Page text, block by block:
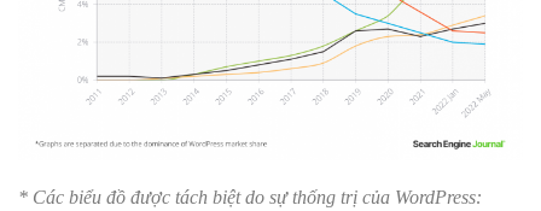
* Các biểu đồ được tách biệt do sự thống trị của WordPress: